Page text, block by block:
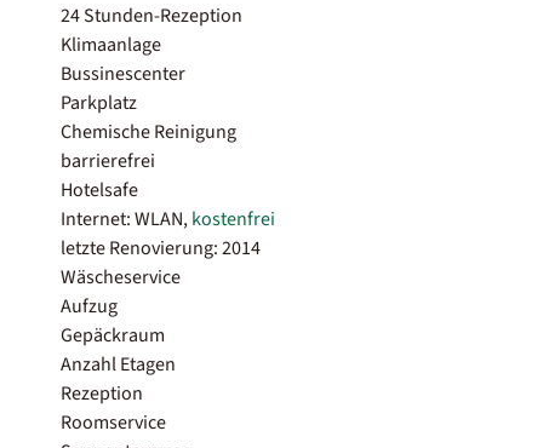
24 Stunden-Rezeption
Klimaanlage
Bussinescenter
Parkplatz
Chemische Reinigung
barrierefrei
Hotelsafe
Internet: WLAN,kostenfrei
letzte Renovierung: 2014
Wäscheservice
Aufzug
Gepäckraum
Anzahl Etagen
Rezeption
Roomservice